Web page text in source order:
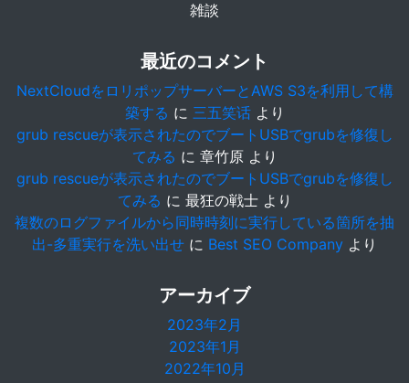
雑談
最近のコメント
NextCloudをロリポップサーバーとAWS S3を利用して構
築する に 三五笑话より
grub rescueが表示されたのでブートUSBでgrubを修復し
てみる に 章竹原より
grub rescueが表示されたのでブートUSBでgrubを修復し
てみる に 最狂の戦士より
複数のログファイルから同時時刻に実行している箇所を抽
出-多重実行を洗い出せ に Best SEO Company より
アーカイブ
2023年2月
2023年1月
2022年10月